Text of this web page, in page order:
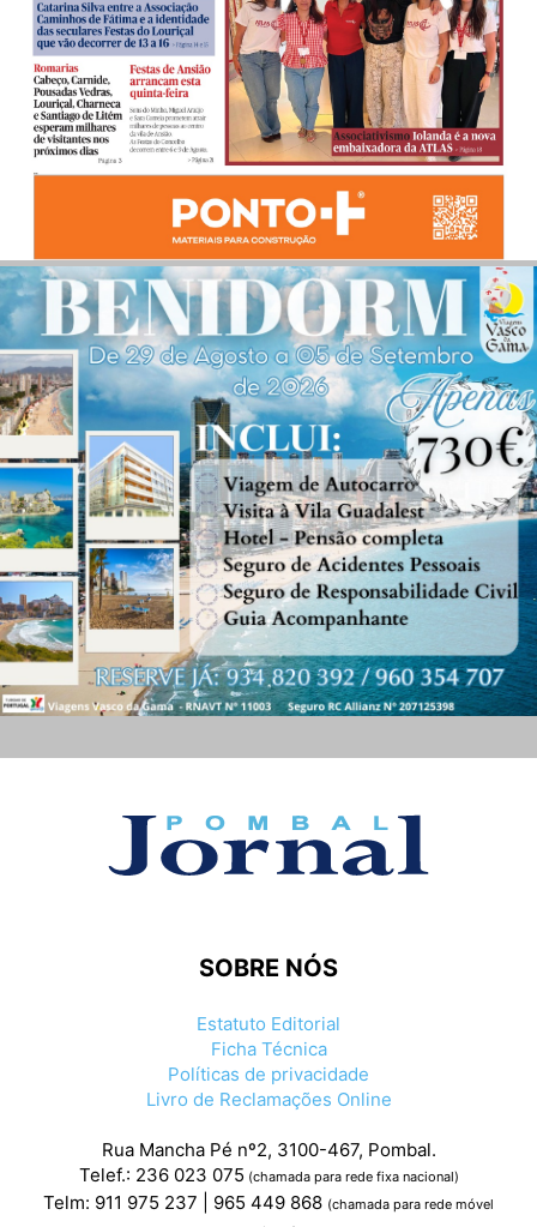
SOBRE NÓS
Estatuto Editorial
Ficha Técnica
Políticas de privacidade
Livro de Reclamações Online
Rua Mancha Pé nº2, 3100-467, Pombal.
Telef.: 236 023 075 (chamada para rede fixa nacional)
Telm: 911 975 237 | 965 449 868 (chamada para rede móvel